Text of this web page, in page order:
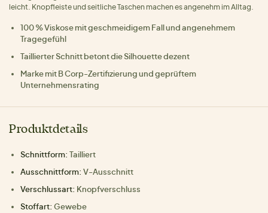
leicht. Knopfleiste und seitliche Taschen machen es angenehm im Alltag.
100 % Viskose mit geschmeidigem Fall und angenehmem
Tragegefühl
Taillierter Schnitt betont die Silhouette dezent
Marke mit B Corp-Zertifizierung und geprüftem
Unternehmensrating
Produktdetails
Schnittform: Tailliert
Ausschnittform: V-Ausschnitt
Verschlussart: Knopfverschluss
Stoffart: Gewebe